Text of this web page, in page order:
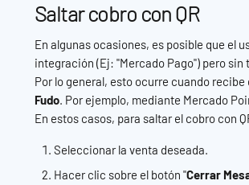
Saltar cobro con QR
En algunas ocasiones, es posible que el
integración (Ej: "Mercado Pago") pero sin
Por lo general, esto ocurre cuando
Fudo. Por ejemplo, mediante Mercado
En estos casos, para saltar el cobro con
Seleccionar la venta deseada.
Hacer clic sobre el botón "Cerrar